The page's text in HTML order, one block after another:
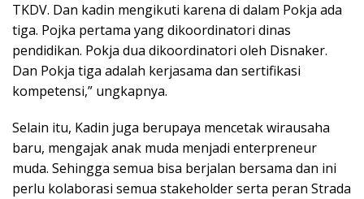
TKDV. Dan kadin mengikuti karena di dalam Pokja ada
tiga. Pojka pertama yang dikoordinatori dinas
pendidikan. Pokja dua dikoordinatori oleh Disnaker.
Dan Pokja tiga adalah kerjasama dan sertifikasi
kompetensi,” ungkapnya.
Selain itu, Kadin juga berupaya mencetak wirausaha
baru, mengajak anak muda menjadi enterpreneur
muda. Sehingga semua bisa berjalan bersama dan ini
perlu kolaborasi semua stakeholder serta peran Strada